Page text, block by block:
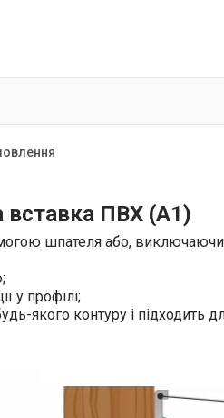
вставка ПВХ (А1)
шпателя або,
у профілі;
якого контуру і підходить